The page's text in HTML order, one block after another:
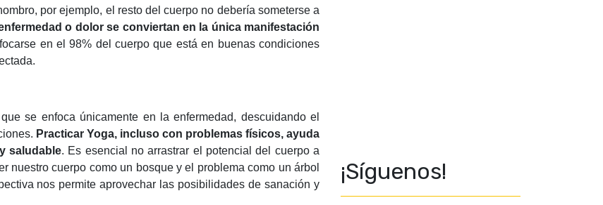
por ejemplo, el resto del cuerpo no debería someterse a
o dolor se conviertan en la única manifestación
en el 98% del cuerpo que está en buenas condiciones
se enfoca únicamente en la enfermedad, descuidando el
Practicar Yoga, incluso con problemas físicos, ayuda
saludable. Es esencial no arrastrar el potencial del cuerpo a
nuestro cuerpo como un bosque y el problema como un árbol
nos permite aprovechar las posibilidades de sanación y
¡Síguenos!